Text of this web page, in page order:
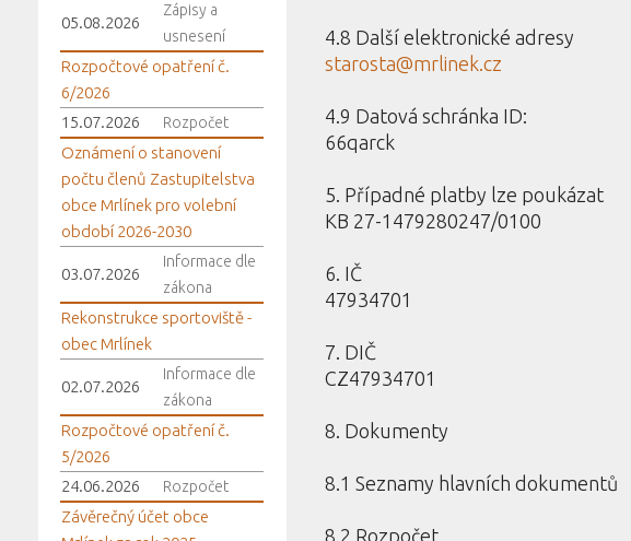
4.8 Další elektronické adresy
starosta@mrlinek.cz
4.9 Datová schránka ID:
66qarck
5. Případné platby lze poukázat
KB 27-1479280247/0100
6. IČ
47934701
7. DIČ
CZ47934701
8. Dokumenty
8.1 Seznamy hlavních dokumentů
8.2 Rozpočet
05.08.2026
Zápisy a
usnesení
Rozpočtové opatření č.
6/2026
15.07.2026
Rozpočet
Oznámení o stanovení
počtu členů Zastupitelstva
obce Mrlínek pro volební
období 2026-2030
03.07.2026
Informace dle
zákona
Rekonstrukce sportoviště -
obec Mrlínek
02.07.2026
Informace dle
zákona
Rozpočtové opatření č.
5/2026
24.06.2026
Rozpočet
Závěrečný účet obce